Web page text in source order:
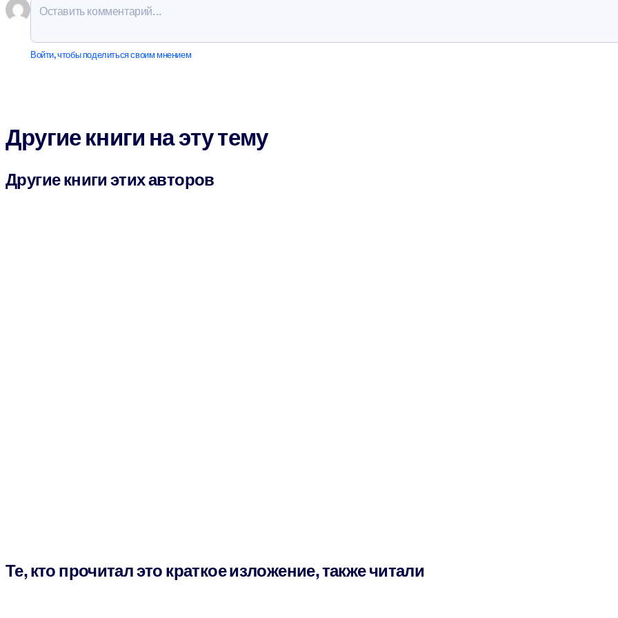
Войти, чтобы поделиться своим мнением
Другие книги на эту тему
Другие книги этих авторов
Те, кто прочитал это краткое изложение, также читали